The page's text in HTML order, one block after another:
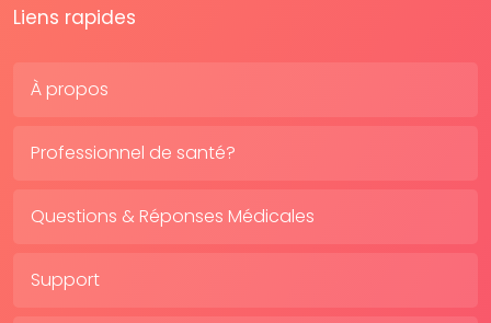
Liens rapides
À propos
Professionnel de santé?
Questions & Réponses Médicales
Support